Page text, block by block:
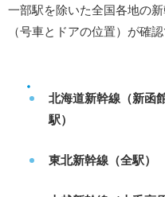
一部駅を除いた全国各地の
（号車とドアの位置）が確認
北海道新幹線（新函
駅）
東北新幹線（全駅）